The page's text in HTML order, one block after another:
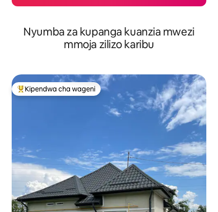
Nyumba za kupanga kuanzia mwezi
mmoja zilizo karibu
Kipendwa maarufu cha wageni
Kipendwa cha wageni